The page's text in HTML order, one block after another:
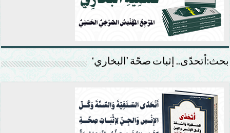
بحث:أتحدّى.. إثبات صحّة ’البخاري‘